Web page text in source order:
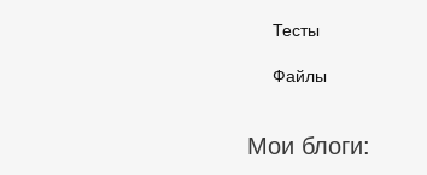
Тесты
Файлы
Мои блоги: